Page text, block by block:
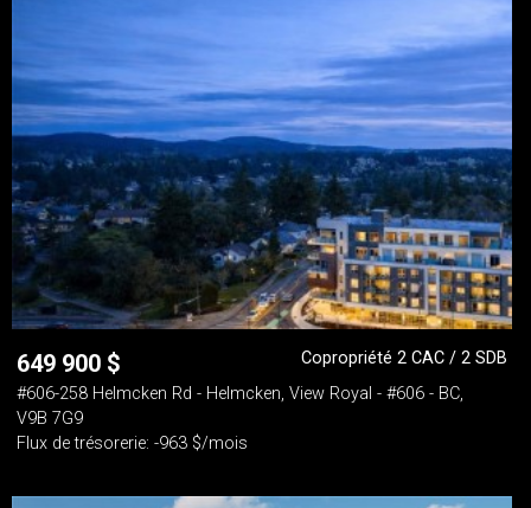
649 900 $
Copropriété 2 CAC / 2 SDB
#606-258 Helmcken Rd - Helmcken, View Royal - #606 - BC,
V9B 7G9
Flux de trésorerie: -963 $/mois